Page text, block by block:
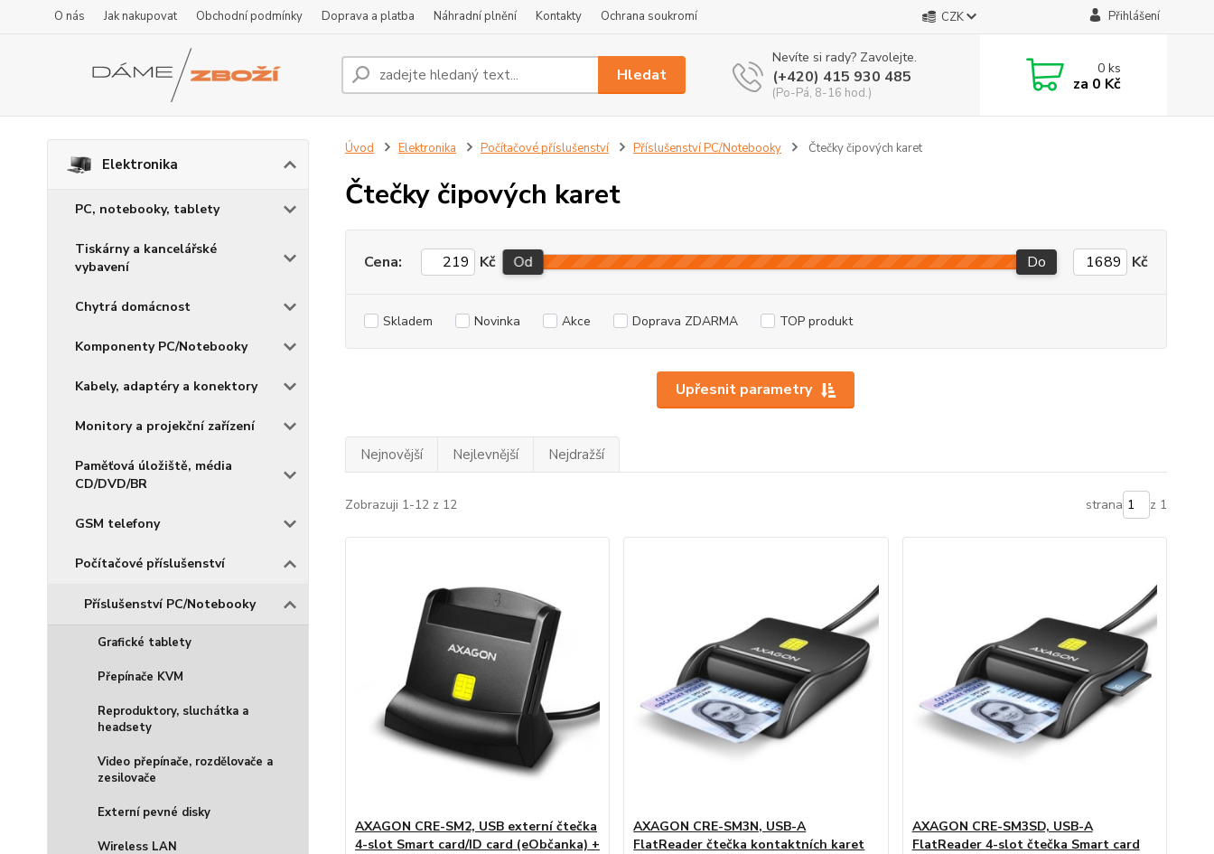
O nás Jak nakupovat Obchodní podmínky Doprava a platba Náhradní plnění Kontakty Ochrana soukromí CZK Přihlášení
Hledat
Nevíte si rady? Zavolejte.
(+420) 415 930 485
(Po-Pá, 8-16 hod.)
0ks
za 0 Kč
Elektronika
PC, notebooky, tablety
Tiskárny a kancelářské
vybavení
Chytrá domácnost
Komponenty PC/Notebooky
Kabely, adaptéry a konektory
Monitory a projekční zařízení
Paměťová úložiště, média
CD/DVD/BR
GSM telefony
Počítačové příslušenství
Příslušenství PC/Notebooky
Grafické tablety
Přepínače KVM
Reproduktory, sluchátka a
headsety
Video přepínače, rozdělovače a
zesilovače
Externí pevné disky
Wireless LAN
Úvod Elektronika Počítačové příslušenství Příslušenství PC/Notebooky Čtečky čipových karet
Čtečky čipových karet
Upřesnit parametry
Cena: Kč Od Do Kč
Skladem Novinka Akce Doprava ZDARMA TOP produkt
Nejnovější Nejlevnější Nejdražší
Zobrazuji 1-12 z 12 strana z 1
AXAGON CRE-SM2, USB externí čtečka
4-slot Smart card/ID card (eObčanka) +
AXAGON CRE-SM3N, USB-A
FlatReader čtečka kontaktních karet
AXAGON CRE-SM3SD, USB-A
FlatReader 4-slot čtečka Smart card